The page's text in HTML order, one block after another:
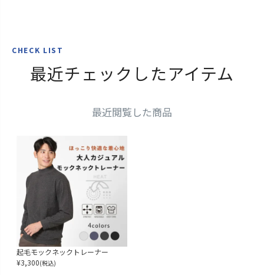
CHECK LIST
最近チェックしたアイテム
最近閲覧した商品
起毛モックネックトレーナー
¥3,300(税込)